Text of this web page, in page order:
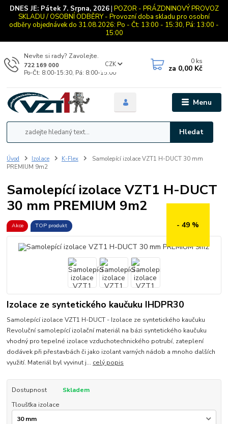
DNES JE: Pátek 7. Srpna, 2026| POZOR - PRÁZDNINOVÝ PROVOZ
SKLADU / OSOBNÍ ODBĚRY - Provozní doba skladu pro osobní
odběry objednávek do 31.08.2026: Po - Čt: 13:00 - 15:30, Pá: 13:00 -
15:00
Menu
CZK
Hledat
Nevíte si rady? Zavolejte.
722 169 000
Po-Čt: 8:00-15:30, Pá: 8:00-15:00
0 ks
za 0,00 Kč
Úvod Izolace K-Flex
Samolepící izolace VZT1 H-DUCT 30 mm
PREMIUM 9m2
Samolepící izolace VZT1 H-DUCT
30 mm PREMIUM 9m2
Akce TOP produkt - 49 %
Izolace ze syntetického kaučuku IHDPR30
Samolepící izolace VZT1 H-DUCT - Izolace ze syntetického kaučuku
Revoluční samolepící izolační materiál na bázi syntetického kaučuku
vhodný pro tepelné izolace vzduchotechnického potrubí, zateplení
dodávek při přestavbách či jako izolant varných nádob a mnoho dalších
využití. Materiál byl vyvinut j... celý popis
Dostupnost
Skladem
Tloušťka izolace